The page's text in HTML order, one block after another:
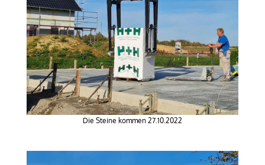
Die Steine kommen 27.10.2022